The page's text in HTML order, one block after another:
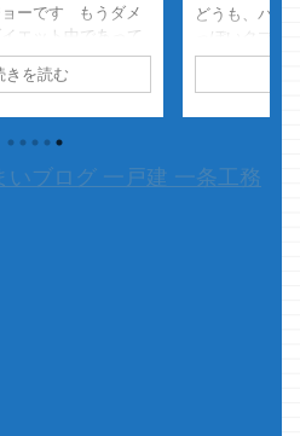
ョーです もうダメ
エット中であって
食ってしまいま
・・・・瀬戸焼きそ
美味しいですよ 普
そばとはちょっと
に、一条工務店の
ちょっと書いた事
きを読む
どうも、バッ
っぽいクマノ
をちゃんとや
フロアコー